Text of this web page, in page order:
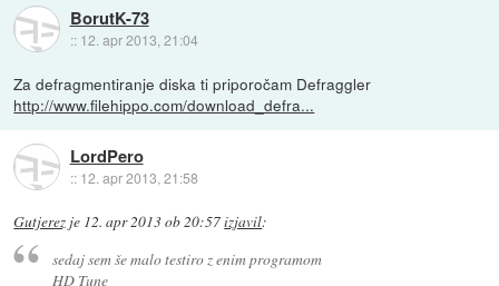
BorutK-73
:: 12. apr 2013, 21:04
Za defragmentiranje diska ti priporočam Defraggler
http://www.filehippo.com/download_defra...
LordPero
:: 12. apr 2013, 21:58
Gutjerez je 12. apr 2013 ob 20:57izjavil:
sedaj sem še malo testiro z enim programom
HD Tune